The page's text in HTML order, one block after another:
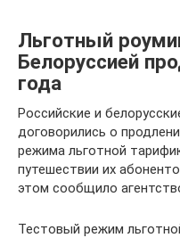
Льготный
Белоруссией
года
Российские и
договорились о
режима льготной
путешествии их
этом сообщило
Тестовый режим